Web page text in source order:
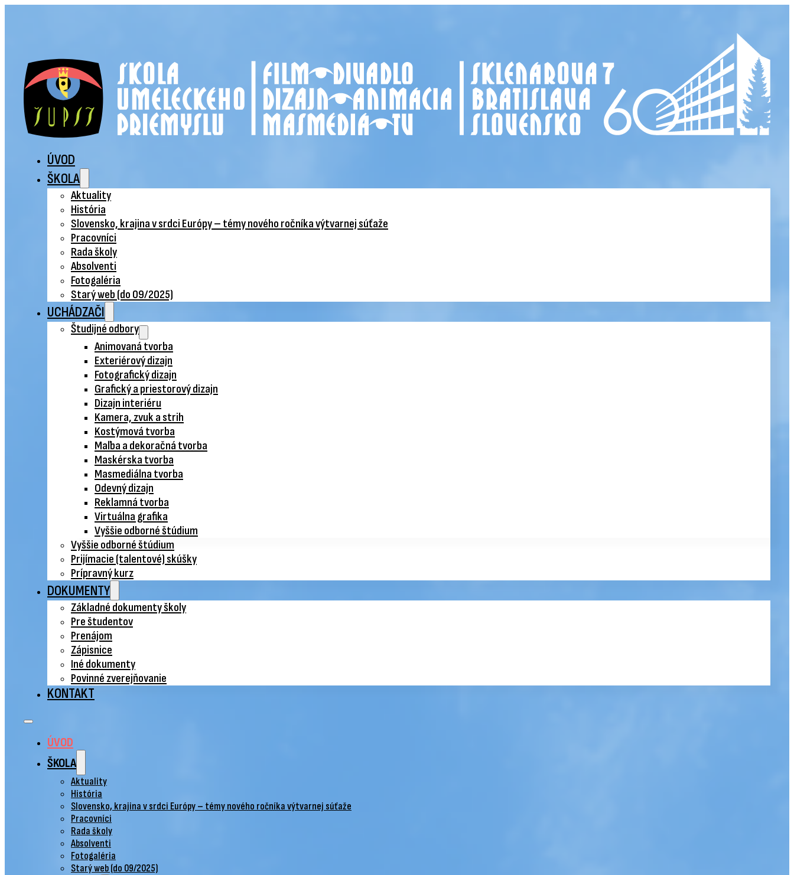
ÚVOD
ŠKOLA
Aktuality
História
Slovensko, krajina v srdci Európy – témy nového ročníka výtvarnej súťaže
Pracovníci
Rada školy
Absolventi
Fotogaléria
Starý web (do 09/2025)
UCHÁDZAČI
Študijné odbory
Animovaná tvorba
Exteriérový dizajn
Fotografický dizajn
Grafický a priestorový dizajn
Dizajn interiéru
Kamera, zvuk a strih
Kostýmová tvorba
Maľba a dekoračná tvorba
Maskérska tvorba
Masmediálna tvorba
Odevný dizajn
Reklamná tvorba
Virtuálna grafika
Vyššie odborné štúdium
Vyššie odborné štúdium
Prijímacie (talentové) skúšky
Prípravný kurz
DOKUMENTY
Základné dokumenty školy
Pre študentov
Prenájom
Zápisnice
Iné dokumenty
Povinné zverejňovanie
KONTAKT
ÚVOD
ŠKOLA
Aktuality
História
Slovensko, krajina v srdci Európy – témy nového ročníka výtvarnej súťaže
Pracovníci
Rada školy
Absolventi
Fotogaléria
Starý web (do 09/2025)